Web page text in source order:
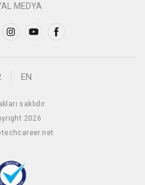
MEDYA
EN
saklıdır
2026